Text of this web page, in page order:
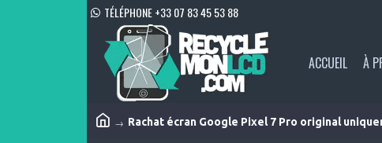
TÉLÉPHONE +33 07 83 45 53 88
ACCUEIL À
Rachat écran Google Pixel 7 Pro original